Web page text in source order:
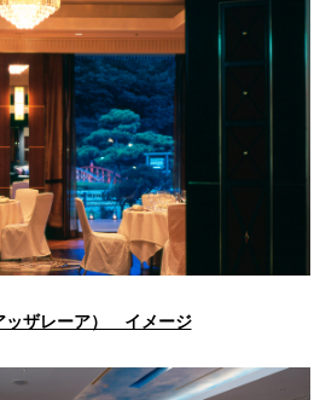
ダーヴ
クス 東京
ベッラ・ヴィ
スタ ガンシップ
心亭＜
TEI＞
清泉亭＜
SEISEN-TEI＞ もみじ亭
ッザレーア） イメージ